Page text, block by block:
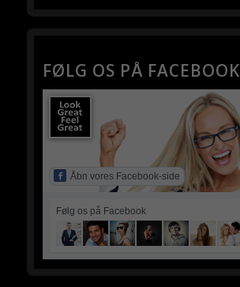
FØLG OS PÅ FACEBOOK
Åbn vores Facebook-side
Følg os på Facebook